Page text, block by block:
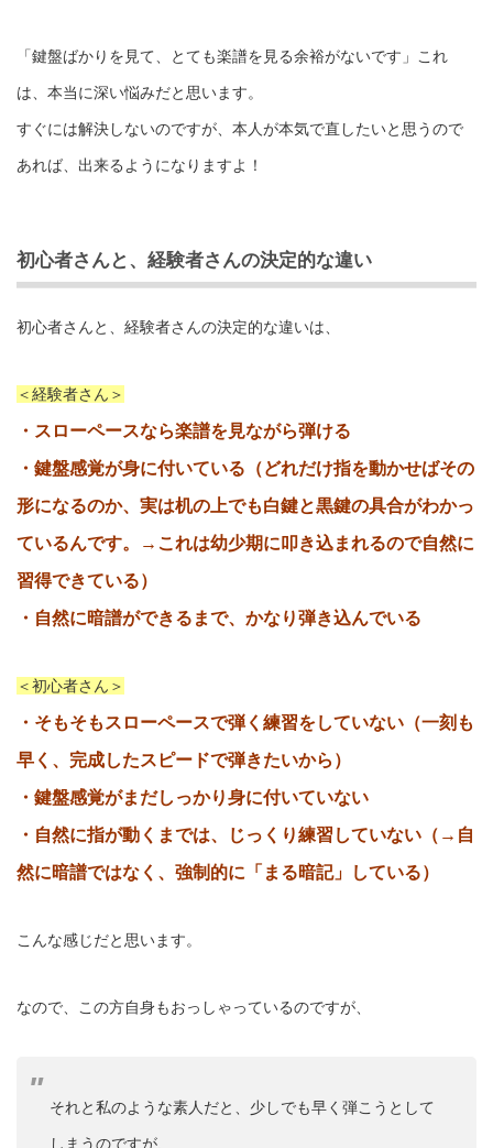
「鍵盤ばかりを見て、とても楽譜を見る余裕がないです」これ
は、本当に深い悩みだと思います。
すぐには解決しないのですが、本人が本気で直したいと思うので
あれば、出来るようになりますよ！
初心者さんと、経験者さんの決定的な違い
初心者さんと、経験者さんの決定的な違いは、
＜経験者さん＞
・スローペースなら楽譜を見ながら弾ける
・鍵盤感覚が身に付いている（どれだけ指を動かせばその
形になるのか、実は机の上でも白鍵と黒鍵の具合がわかっ
ているんです。→これは幼少期に叩き込まれるので自然に
習得できている）
・自然に暗譜ができるまで、かなり弾き込んでいる
＜初心者さん＞
・そもそもスローペースで弾く練習をしていない（一刻も
早く、完成したスピードで弾きたいから）
・鍵盤感覚がまだしっかり身に付いていない
・自然に指が動くまでは、じっくり練習していない（→自
然に暗譜ではなく、強制的に「まる暗記」している）
こんな感じだと思います。
なので、この方自身もおっしゃっているのですが、
それと私のような素人だと、少しでも早く弾こうとして
しまうのですが、